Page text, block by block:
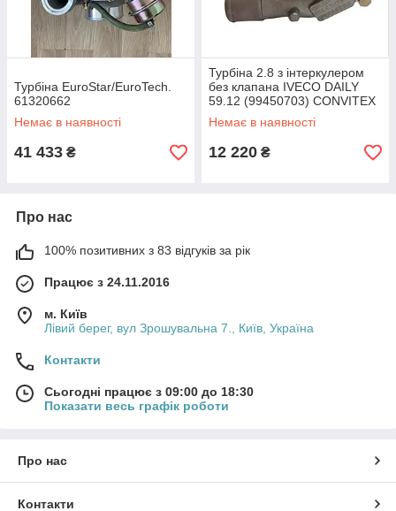
Турбіна EuroStar/EuroTech.
61320662
Немає в наявності
41 433 ₴
Турбіна 2.8 з інтеркулером
без клапана IVECO DAILY
59.12 (99450703) CONVITEX
Немає в наявності
12 220 ₴
Про нас
100% позитивних з 83 відгуків за рік
Працює з 24.11.2016
м. Київ
Лівий берег, вул Зрошувальна 7., Київ, Україна
Контакти
Сьогодні працює з 09:00 до 18:30
Показати весь графік роботи
Про нас
Контакти